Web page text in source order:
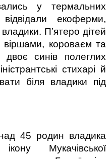
у термальних
екоферми,
П’ятеро дітей
віршами, короваєм та
синів полеглих
стихарі й
біля владики під
45 родин владика
Мукачівської